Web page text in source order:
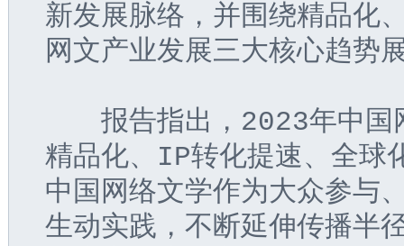
新发展脉络，并围绕精品化
网文产业发展三大核心趋势
报告指出，2023年中国
精品化、IP转化提速、全球
中国网络文学作为大众参与
生动实践，不断延伸传播半